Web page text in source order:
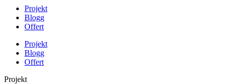
Projekt
Blogg
Offert
Projekt
Blogg
Offert
Projekt